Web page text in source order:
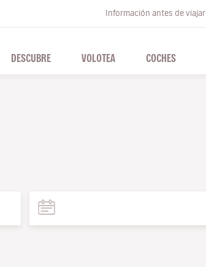
Información antes de viajar
DESCUBRE VOLOTEA COCHES